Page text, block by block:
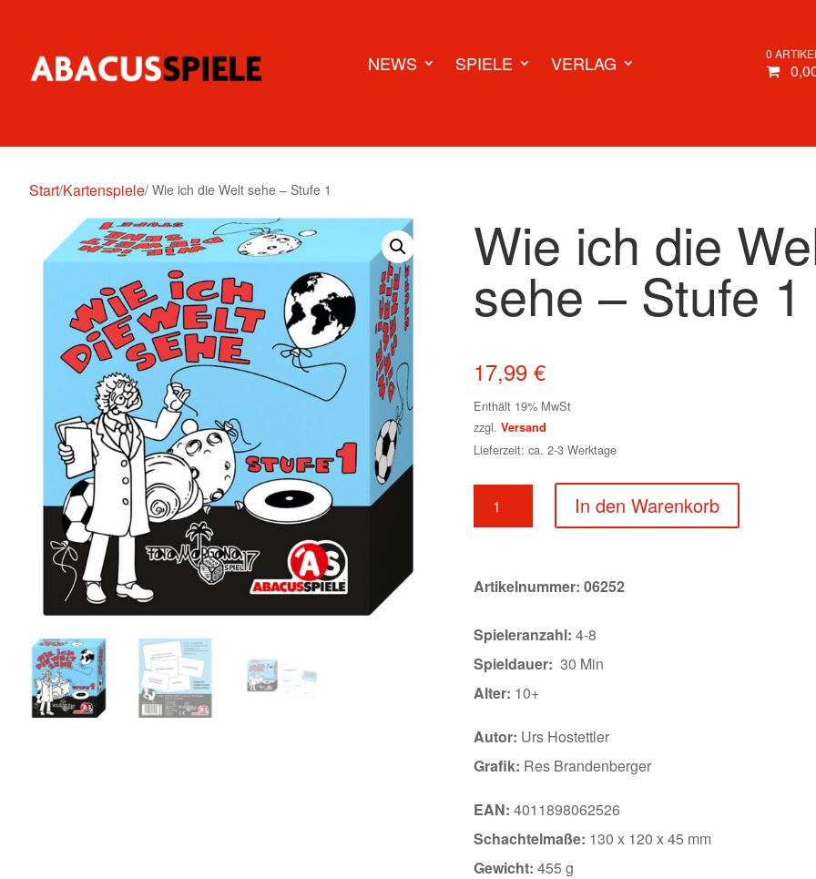
NEWS SPIELE VERLAG 0 ARTIKEL
Start/Kartenspiele/ Wie ich die Welt sehe – Stufe 1
Wie ich die
sehe – Stufe 1
17,99€
Enthält 19% MwSt
zzgl.Versand
Lieferzeit: ca. 2-3 Werktage
sehe
-
1
Menge
In den Warenkorb
Artikelnummer:06252
Spieleranzahl:4-8
Spieldauer: 30 Min
Alter: 10+
Autor: Urs Hostettler
Grafik: Res Brandenberger
EAN:4011898062526
Schachtelmaße: 130 x 120 x 45 mm
Gewicht:455 g